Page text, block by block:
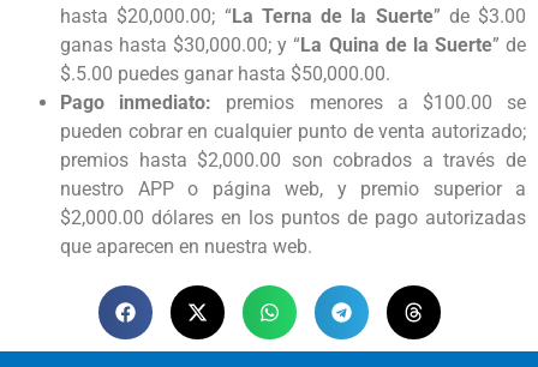
hasta $20,000.00; “La Terna de la Suerte” de $3.00
ganas hasta $30,000.00; y “La Quina de la Suerte” de
$.5.00 puedes ganar hasta $50,000.00.
Pago inmediato: premios menores a $100.00 se
pueden cobrar en cualquier punto de venta autorizado;
premios hasta $2,000.00 son cobrados a través de
nuestro APP o página web, y premio superior a
$2,000.00 dólares en los puntos de pago autorizadas
que aparecen en nuestra web.